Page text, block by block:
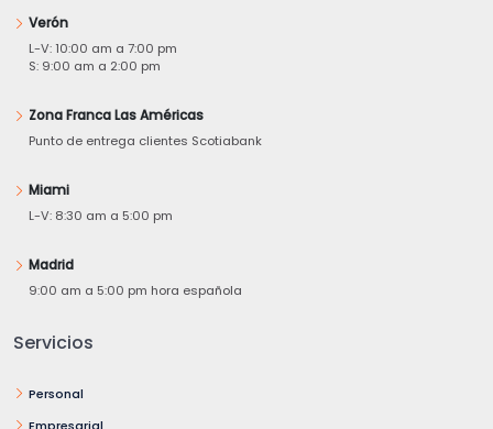
Verón
L-V: 10:00 am a 7:00 pm
S: 9:00 am a 2:00 pm
Zona Franca Las Américas
Punto de entrega clientes Scotiabank
Miami
L-V: 8:30 am a 5:00 pm
Madrid
9:00 am a 5:00 pm hora española
Servicios
Personal
Empresarial